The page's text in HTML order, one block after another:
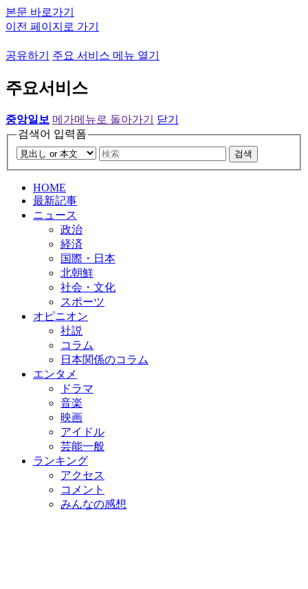
본문 바로가기
이전 페이지로 가기
공유하기 주요 서비스 메뉴 열기
주요서비스
중앙일보 메가메뉴로 돌아가기
닫기
검색어 입력폼
검색
HOME
最新記事
ニュース
政治
経済
国際・日本
北朝鮮
社会・文化
スポーツ
オピニオン
社説
コラム
日本関係のコラム
エンタメ
ドラマ
音楽
映画
アイドル
芸能一般
ランキング
アクセス
コメント
みんなの感想